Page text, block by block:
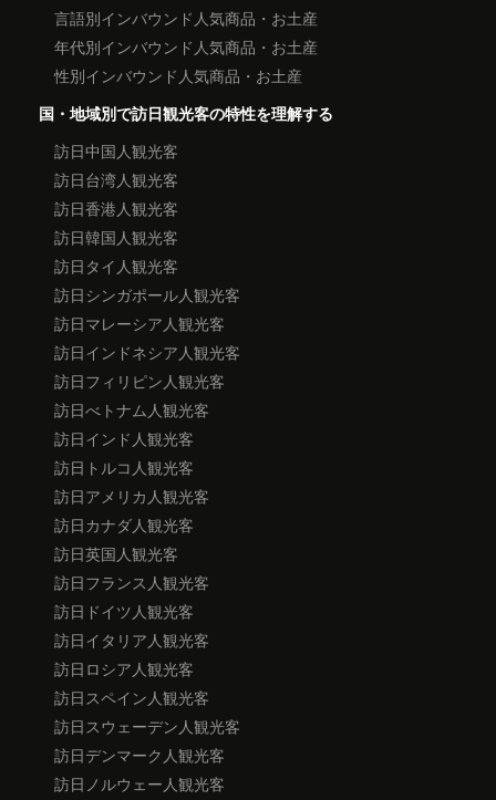
言語別インバウンド人気商品・お土産
年代別インバウンド人気商品・お土産
性別インバウンド人気商品・お土産
国・地域別で訪日観光客の特性を理解する
訪日中国人観光客
訪日台湾人観光客
訪日香港人観光客
訪日韓国人観光客
訪日タイ人観光客
訪日シンガポール人観光客
訪日マレーシア人観光客
訪日インドネシア人観光客
訪日フィリピン人観光客
訪日べトナム人観光客
訪日インド人観光客
訪日トルコ人観光客
訪日アメリカ人観光客
訪日カナダ人観光客
訪日英国人観光客
訪日フランス人観光客
訪日ドイツ人観光客
訪日イタリア人観光客
訪日ロシア人観光客
訪日スペイン人観光客
訪日スウェーデン人観光客
訪日デンマーク人観光客
訪日ノルウェー人観光客